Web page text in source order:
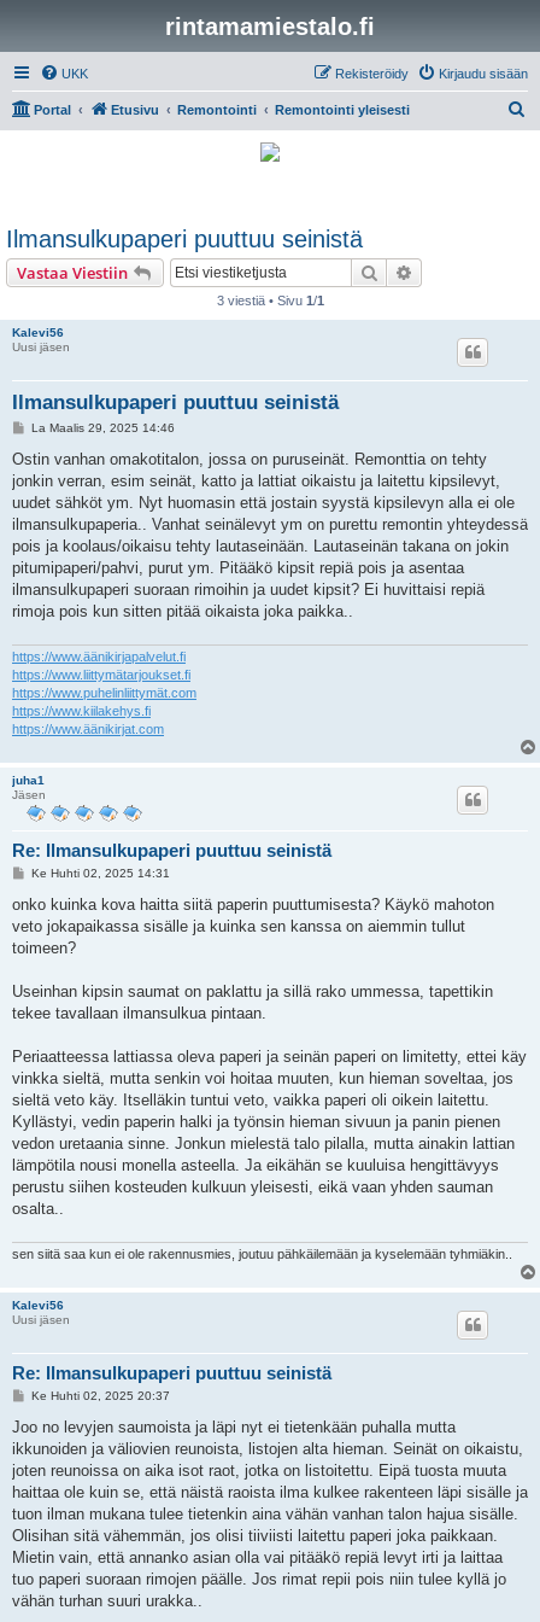
rintamamiestalo.fi
UKK Kirjaudu sisään
Rekisteröidy
Portal Etusivu Remontointi Remontointi yleisesti
Ilmansulkupaperi puuttuu seinistä
Vastaa Viestiin Etsi
3 viestiä • Sivu 1/1
Kalevi56
Uusi jäsen
Ilmansulkupaperi puuttuu seinistä
V
e
t
i
La Maalis 29, 2025 14:46
Ostin vanhan omakotitalon, jossa on puruseinät. Remonttia on tehty
jonkin verran, esim seinät, katto ja lattiat oikaistu ja laitettu kipsilevyt,
uudet sähköt ym. Nyt huomasin että jostain syystä kipsilevyn alla ei ole
ilmansulkupaperia.. Vanhat seinälevyt ym on purettu remontin yhteydessä
pois ja koolaus/oikaisu tehty lautaseinään. Lautaseinän takana on jokin
pitumipaperi/pahvi, purut ym. Pitääkö kipsit repiä pois ja asentaa
ilmansulkupaperi suoraan rimoihin ja uudet kipsit? Ei huvittaisi repiä
rimoja pois kun sitten pitää oikaista joka paikka..
https://www.äänikirjapalvelut.fi
https://www.liittymätarjoukset.fi
https://www.puhelinliittymät.com
https://www.kiilakehys.fi
https://www.äänikirjat.com
juha1
Jäsen
Re: Ilmansulkupaperi puuttuu seinistä
V
e
t
i
Ke Huhti 02, 2025 14:31
onko kuinka kova haitta siitä paperin puuttumisesta? Käykö mahoton
veto jokapaikassa sisälle ja kuinka sen kanssa on aiemmin tullut
toimeen?
Useinhan kipsin saumat on paklattu ja sillä rako ummessa, tapettikin
tekee tavallaan ilmansulkua pintaan.
Periaatteessa lattiassa oleva paperi ja seinän paperi on limitetty, ettei käy
vinkka sieltä, mutta senkin voi hoitaa muuten, kun hieman soveltaa, jos
sieltä veto käy. Itselläkin tuntui veto, vaikka paperi oli oikein laitettu.
Kyllästyi, vedin paperin halki ja työnsin hieman sivuun ja panin pienen
vedon uretaania sinne. Jonkun mielestä talo pilalla, mutta ainakin lattian
lämpötila nousi monella asteella. Ja eikähän se kuuluisa hengittävyys
perustu siihen kosteuden kulkuun yleisesti, eikä vaan yhden sauman
osalta..
sen siitä saa kun ei ole rakennusmies, joutuu pähkäilemään ja kyselemään tyhmiäkin..
Kalevi56
Uusi jäsen
Re: Ilmansulkupaperi puuttuu seinistä
V
e
t
i
Ke Huhti 02, 2025 20:37
Joo no levyjen saumoista ja läpi nyt ei tietenkään puhalla mutta
ikkunoiden ja väliovien reunoista, listojen alta hieman. Seinät on oikaistu,
joten reunoissa on aika isot raot, jotka on listoitettu. Eipä tuosta muuta
haittaa ole kuin se, että näistä raoista ilma kulkee rakenteen läpi sisälle ja
tuon ilman mukana tulee tietenkin aina vähän vanhan talon hajua sisälle.
Olisihan sitä vähemmän, jos olisi tiiviisti laitettu paperi joka paikkaan.
Mietin vain, että annanko asian olla vai pitääkö repiä levyt irti ja laittaa
tuo paperi suoraan rimojen päälle. Jos rimat repii pois niin tulee kyllä jo
vähän turhan suuri urakka..